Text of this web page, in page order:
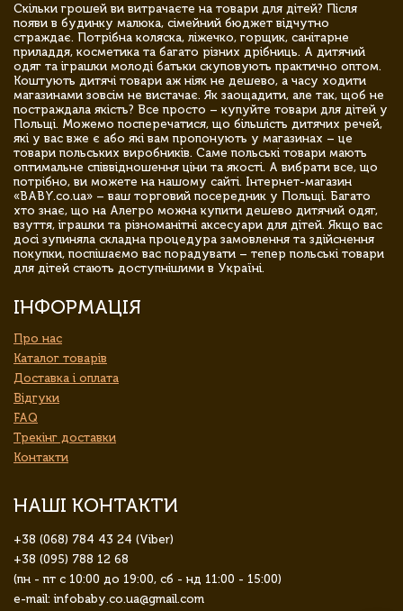
Скільки грошей ви витрачаєте на товари для дітей? Після
появи в будинку малюка, сімейний бюджет відчутно
страждає. Потрібна коляска, ліжечко, горщик, санітарне
приладдя, косметика та багато різних дрібниць. А дитячий
одяг та іграшки молоді батьки скуповують практично оптом.
Коштують дитячі товари аж ніяк не дешево, а часу ходити
магазинами зовсім не вистачає. Як заощадити, але так, щоб не
постраждала якість? Все просто – купуйте товари для дітей у
Польщі. Можемо посперечатися, що більшість дитячих речей,
які у вас вже є або які вам пропонують у магазинах – це
товари польських виробників. Саме польські товари мають
оптимальне співвідношення ціни та якості. А вибрати все, що
потрібно, ви можете на нашому сайті. Інтернет-магазин
«BABY.co.ua» – ваш торговий посередник у Польщі. Багато
хто знає, що на Алегро можна купити дешево дитячий одяг,
взуття, іграшки та різноманітні аксесуари для дітей. Якщо вас
досі зупиняла складна процедура замовлення та здійснення
покупки, поспішаємо вас порадувати – тепер польські товари
для дітей стають доступнішими в Україні.
ІНФОРМАЦІЯ
Про нас
Каталог товарів
Доставка і оплата
Відгуки
FAQ
Трекінг доставки
Контакти
НАШІ КОНТАКТИ
+38 (068) 784 43 24 (Viber)
+38 (095) 788 12 68
(пн - пт с 10:00 до 19:00, сб - нд 11:00 - 15:00)
e-mail: infobaby.co.ua@gmail.com